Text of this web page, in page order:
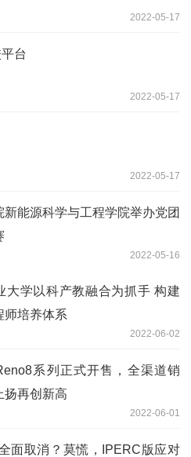
2022-05-17
台
2022-05-17
2022-05-17
新能源科学与工程学院举办党团
2022-05-16
大学以科产教融合为抓手 构建
师培养体系
2022-06-02
系列正式开售，全渠道销
扬再创新高
2022-06-01
面取消？莫慌，IPERC版应对